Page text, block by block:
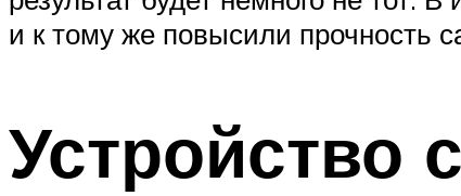
и к тому же повысили прочность
Устройство